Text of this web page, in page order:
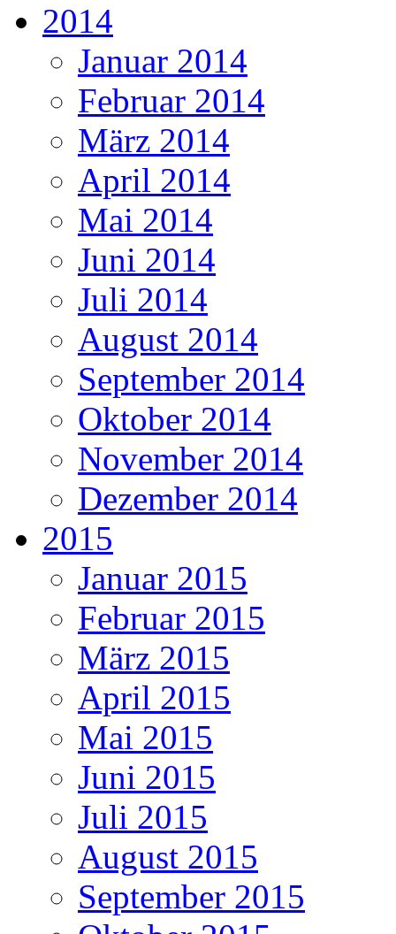
2014
Januar 2014
Februar 2014
März 2014
April 2014
Mai 2014
Juni 2014
Juli 2014
August 2014
September 2014
Oktober 2014
November 2014
Dezember 2014
2015
Januar 2015
Februar 2015
März 2015
April 2015
Mai 2015
Juni 2015
Juli 2015
August 2015
September 2015